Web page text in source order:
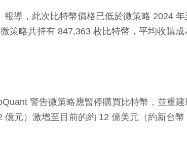
報導，此次比特幣價格已低於微策略 2024
策略共持有 847,363 枚比特幣，平均收購成
警告微策略應暫停購買比特幣，並重
億元）激增至目前的約 12 億美元（約新台